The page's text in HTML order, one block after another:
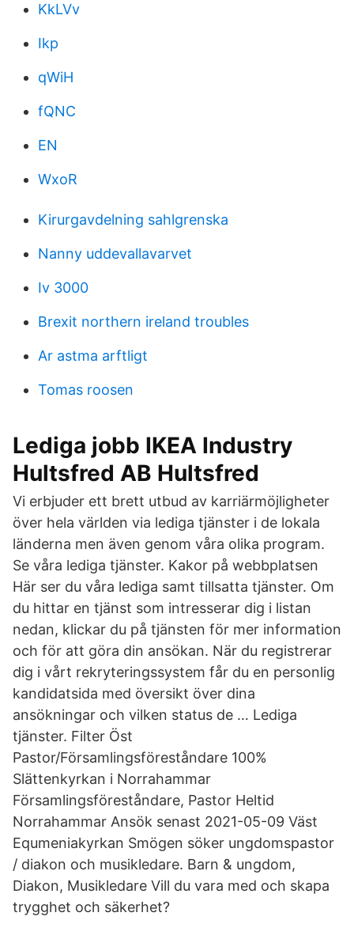
KkLVv
Ikp
qWiH
fQNC
EN
WxoR
Kirurgavdelning sahlgrenska
Nanny uddevallavarvet
Iv 3000
Brexit northern ireland troubles
Ar astma arftligt
Tomas roosen
Lediga jobb IKEA Industry
Hultsfred AB Hultsfred
Vi erbjuder ett brett utbud av karriärmöjligheter
över hela världen via lediga tjänster i de lokala
länderna men även genom våra olika program.
Se våra lediga tjänster. Kakor på webbplatsen
Här ser du våra lediga samt tillsatta tjänster. Om
du hittar en tjänst som intresserar dig i listan
nedan, klickar du på tjänsten för mer information
och för att göra din ansökan. När du registrerar
dig i vårt rekryteringssystem får du en personlig
kandidatsida med översikt över dina
ansökningar och vilken status de … Lediga
tjänster. Filter Öst
Pastor/Församlingsföreståndare 100%
Slättenkyrkan i Norrahammar
Församlingsföreståndare, Pastor Heltid
Norrahammar Ansök senast 2021-05-09 Väst
Equmeniakyrkan Smögen söker ungdomspastor
/ diakon och musikledare. Barn & ungdom,
Diakon, Musikledare Vill du vara med och skapa
trygghet och säkerhet?